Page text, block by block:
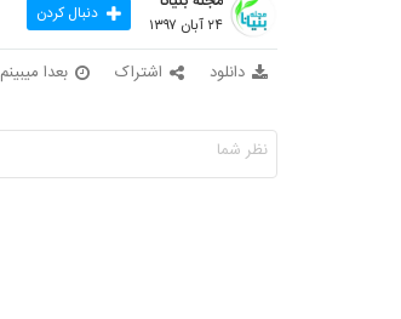
۲۴ آبان ۱۳۹۷ دنبال کردن
دانلود اشتراک بعدا میبینم